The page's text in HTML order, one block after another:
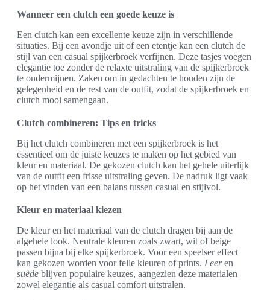
Wanneer een clutch een goede keuze is
Een clutch kan een excellente keuze zijn in verschillende
situaties. Bij een avondje uit of een etentje kan een clutch de
stijl van een casual spijkerbroek verfijnen. Deze tasjes voegen
elegantie toe zonder de relaxte uitstraling van de spijkerbroek
te ondermijnen. Zaken om in gedachten te houden zijn de
gelegenheid en de rest van de outfit, zodat de spijkerbroek en
clutch mooi samengaan.
Clutch combineren: Tips en tricks
Bij het clutch combineren met een spijkerbroek is het
essentieel om de juiste keuzes te maken op het gebied van
kleur en materiaal. De gekozen clutch kan het gehele uiterlijk
van de outfit een frisse uitstraling geven. De nadruk ligt vaak
op het vinden van een balans tussen casual en stijlvol.
Kleur en materiaal kiezen
De kleur en het materiaal van de clutch dragen bij aan de
algehele look. Neutrale kleuren zoals zwart, wit of beige
passen bijna bij elke spijkerbroek. Voor een speelser effect
kan gekozen worden voor felle kleuren of prints. Leeren
suède blijven populaire keuzes, aangezien deze materialen
zowel elegantie als casual comfort uitstralen.